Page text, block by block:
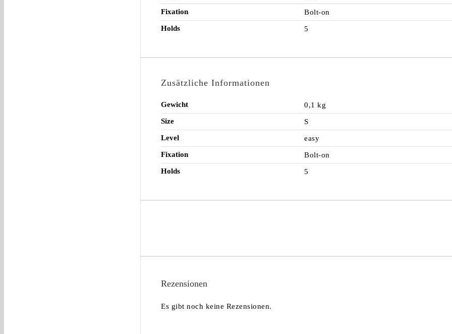
Fixation
Bolt-on
Holds
5
Zusätzliche Informationen
Gewicht
0,1 kg
Size
S
Level
easy
Fixation
Bolt-on
Holds
5
Rezensionen
Es gibt noch keine Rezensionen.